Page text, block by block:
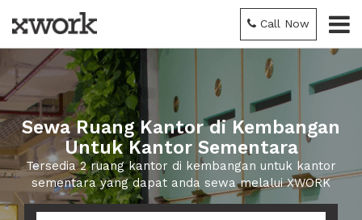
Call Now
Sewa Ruang Kantor di Kembangan
Untuk Kantor Sementara
Tersedia 2 ruang kantor di kembangan untuk kantor
sementara yang dapat anda sewa melalui XWORK